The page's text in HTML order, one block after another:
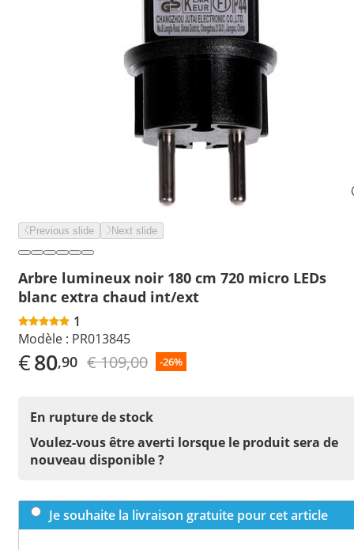
Previous slide Next slide
Arbre lumineux noir 180 cm 720 micro LEDs
blanc extra chaud int/ext
1
Modèle : PR013845
€80,90 € 109,00 -26%
En rupture de stock
Voulez-vous être averti lorsque le produit sera de
nouveau disponible ?
Je souhaite la livraison gratuite pour cet article